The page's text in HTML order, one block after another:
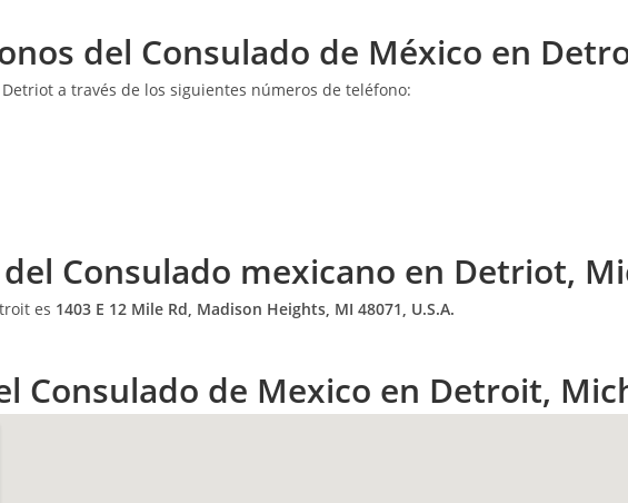
del Consulado de México en
a través de los siguientes números de teléfono:
Consulado mexicano en Detriot,
es 1403 E 12 Mile Rd, Madison Heights, MI 48071, U.S.A.
Consulado de Mexico en Detroit,